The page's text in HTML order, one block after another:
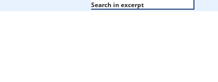
Search in excerpt